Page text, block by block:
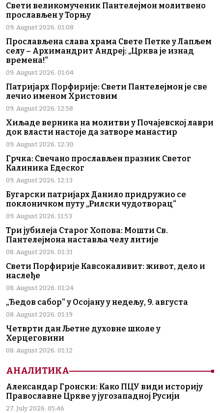
Свети великомученик Пантелејмон молитвено
прослављен у Торњу
09. August 2026. 01:08
Прослављена слава храма Свете Петке у Лапљем
селу – Архимандрит Андреј: „Црква је изнад
времена!“
09. August 2026. 01:04
Патријарх Порфирије: Свети Пантелејмон је све
лечио именом Христовим
09. August 2026. 12:58
Хиљаде верника на молитви у Почајевској лаври
док власти настоје да затворе манастир
09. August 2026. 12:30
Грчка: Свечано прослављен празник Светог
Калиника Едеског
09. August 2026. 12:13
Бугарски патријарх Данило придружио се
поклоничком путу „Рилски чудотворац“
09. August 2026. 11:53
Три јубилеја Старог Хопова: Мошти Св.
Пантелејмона наставља челу литије
08. August 2026. 01:31
Свети Порфирије Кавсокаливит: живот, дело и
наслеђе
08. August 2026. 01:24
„Ђедов сабор“ у Осојану у недељу, 9. августа
08. August 2026. 01:19
Четврти дан Љетне духовне школе у
Херцеговини
08. August 2026. 01:12
АНАЛИТИКА
Александар Гронски: Како ПЦУ види историју
Православне Цркве у југозападној Русији
27. July 2026. 05:46